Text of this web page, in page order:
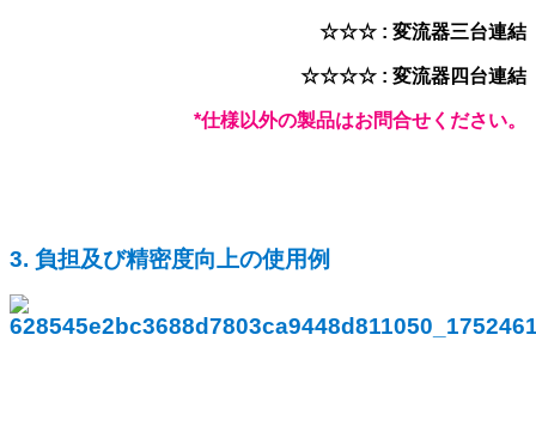
☆☆☆ : 変流器三台連結
☆☆☆☆ : 変流器四台連結
*仕様以外の製品はお問合せください。
3. 負担及び精密度向上の使用例